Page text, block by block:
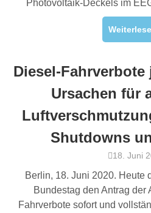
Photovoltaik-Deckels im
Diesel-Fahrverbote
Ursachen für
Shutdowns
18. Juni
Berlin, 18. Juni 2020. Heute
Bundestag den Antrag der
Fahrverbote sofort und